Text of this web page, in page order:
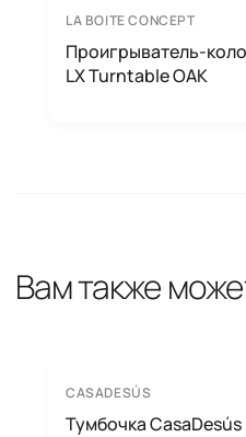
LA BOITE CONCEPT
Проигрыватель-
LX Turntable OAK
Вам также
CASADESÚS
Тумбочка CasaDesús